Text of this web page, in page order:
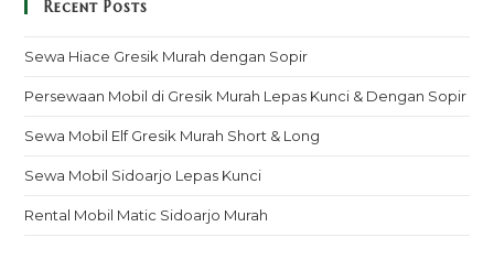
Recent Posts
Sewa Hiace Gresik Murah dengan Sopir
Persewaan Mobil di Gresik Murah Lepas Kunci & Dengan Sopir
Sewa Mobil Elf Gresik Murah Short & Long
Sewa Mobil Sidoarjo Lepas Kunci
Rental Mobil Matic Sidoarjo Murah